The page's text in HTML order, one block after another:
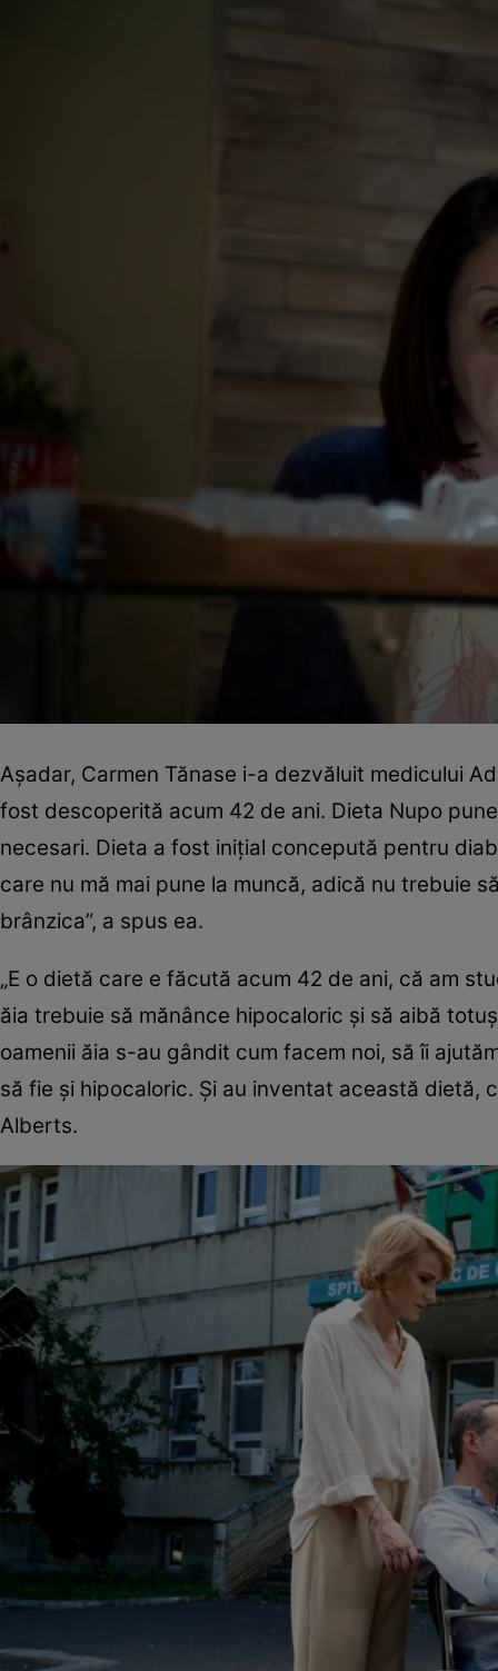
Aşadar, Carmen Tănase i-a dezvăluit medicului
fost descoperită acum 42 de ani. Dieta Nupo
necesari. Dieta a fost iniţial concepută pentru
care nu mă mai pune la muncă, adică nu trebuie
brânzica”, a spus ea.
„E o dietă care e făcută acum 42 de ani, că am
ăia trebuie să mănânce hipocaloric şi să aibă
oamenii ăia s-au gândit cum facem noi, să îi
să fie şi hipocaloric. Şi au inventat această dietă,
Alberts.